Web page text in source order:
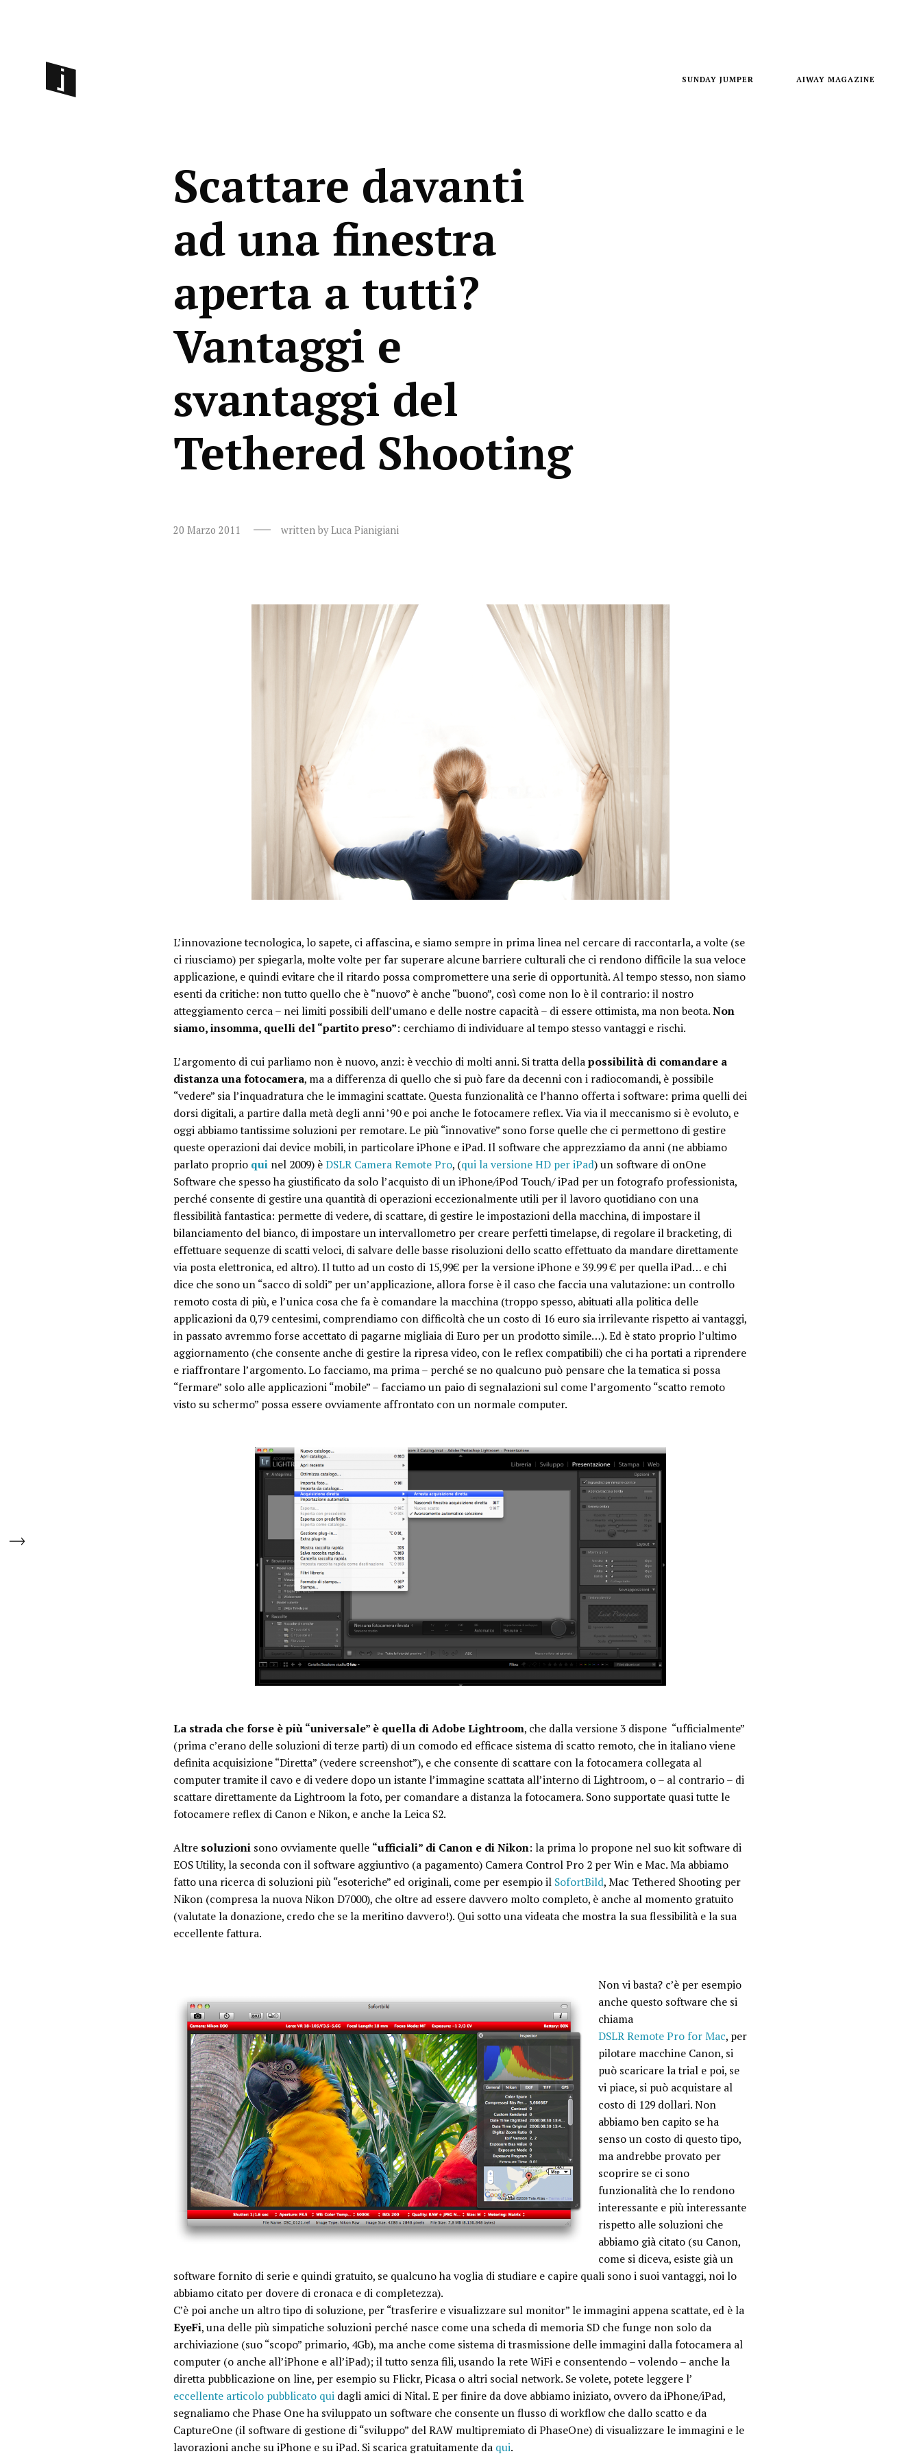
SUNDAY JUMPER AIWAY MAGAZINE
Scattare davanti
ad una finestra
aperta a tutti?
Vantaggi e
svantaggi del
Tethered Shooting
20 Marzo 2011 written byLuca Pianigiani
L’innovazione tecnologica, lo sapete, ci affascina, e siamo sempre in prima linea nel cercare di raccontarla, a volte (se
ci riusciamo) per spiegarla, molte volte per far superare alcune barriere culturali che ci rendono difficile la sua veloce
applicazione, e quindi evitare che il ritardo possa compromettere una serie di opportunità. Al tempo stesso, non siamo
esenti da critiche: non tutto quello che è “nuovo” è anche “buono”, così come non lo è il contrario: il nostro
atteggiamento cerca – nei limiti possibili dell’umano e delle nostre capacità – di essere ottimista, ma non beota.Non
siamo, insomma, quelli del “partito preso”: cerchiamo di individuare al tempo stesso vantaggi e rischi.
L’argomento di cui parliamo non è nuovo, anzi: è vecchio di molti anni. Si tratta dellapossibilità di comandare a
distanza una fotocamera, ma a differenza di quello che si può fare da decenni con i radiocomandi, è possibile
“vedere” sia l’inquadratura che le immagini scattate. Questa funzionalità ce l’hanno offerta i software: prima quelli dei
dorsi digitali, a partire dalla metà degli anni ’90 e poi anche le fotocamere reflex. Via via il meccanismo si è evoluto, e
oggi abbiamo tantissime soluzioni per remotare. Le più “innovative” sono forse quelle che ci permettono di gestire
queste operazioni dai device mobili, in particolare iPhone e iPad. Il software che apprezziamo da anni (ne abbiamo
parlato proprio qui nel 2009) èDSLR Camera Remote Pro, (qui la versione HD per iPad) un software di onOne
Software che spesso ha giustificato da solo l’acquisto di un iPhone/iPod Touch/ iPad per un fotografo professionista,
perché consente di gestire una quantità di operazioni eccezionalmente utili per il lavoro quotidiano con una
flessibilità fantastica: permette di vedere, di scattare, di gestire le impostazioni della macchina, di impostare il
bilanciamento del bianco, di impostare un intervallometro per creare perfetti timelapse, di regolare il bracketing, di
effettuare sequenze di scatti veloci, di salvare delle basse risoluzioni dello scatto effettuato da mandare direttamente
via posta elettronica, ed altro). Il tutto ad un costo di 15,99€ per la versione iPhone e 39.99 € per quella iPad… e chi
dice che sono un “sacco di soldi” per un’applicazione, allora forse è il caso che faccia una valutazione: un controllo
remoto costa di più, e l’unica cosa che fa è comandare la macchina (troppo spesso, abituati alla politica delle
applicazioni da 0,79 centesimi, comprendiamo con difficoltà che un costo di 16 euro sia irrilevante rispetto ai vantaggi,
in passato avremmo forse accettato di pagarne migliaia di Euro per un prodotto simile…). Ed è stato proprio l’ultimo
aggiornamento (che consente anche di gestire la ripresa video, con le reflex compatibili) che ci ha portati a riprendere
e riaffrontare l’argomento. Lo facciamo, ma prima – perché se no qualcuno può pensare che la tematica si possa
“fermare” solo alle applicazioni “mobile” – facciamo un paio di segnalazioni sul come l’argomento “scatto remoto
visto su schermo” possa essere ovviamente affrontato con un normale computer.
La strada che forse è più “universale” è quella di Adobe Lightroom, che dalla versione 3 dispone “ufficialmente”
(prima c’erano delle soluzioni di terze parti) di un comodo ed efficace sistema di scatto remoto, che in italiano viene
definita acquisizione “Diretta” (vedere screenshot”), e che consente di scattare con la fotocamera collegata al
computer tramite il cavo e di vedere dopo un istante l’immagine scattata all’interno di Lightroom, o – al contrario – di
scattare direttamente da Lightroom la foto, per comandare a distanza la fotocamera. Sono supportate quasi tutte le
fotocamere reflex di Canon e Nikon, e anche la Leica S2.
Altre soluzioni sono ovviamente quelle “ufficiali” di Canon e di Nikon: la prima lo propone nel suo kit software di
EOS Utility, la seconda con il software aggiuntivo (a pagamento) Camera Control Pro 2 per Win e Mac. Ma abbiamo
fatto una ricerca di soluzioni più “esoteriche” ed originali, come per esempio il SofortBild, Mac Tethered Shooting per
Nikon (compresa la nuova Nikon D7000), che oltre ad essere davvero molto completo, è anche al momento gratuito
(valutate la donazione, credo che se la meritino davvero!). Qui sotto una videata che mostra la sua flessibilità e la sua
eccellente fattura.
Non vi basta? c’è per esempio
anche questo software che si
chiama
DSLR Remote Pro for Mac, per
pilotare macchine Canon, si
può scaricare la trial e poi, se
vi piace, si può acquistare al
costo di 129 dollari. Non
abbiamo ben capito se ha
senso un costo di questo tipo,
ma andrebbe provato per
scoprire se ci sono
funzionalità che lo rendono
interessante e più interessante
rispetto alle soluzioni che
abbiamo già citato (su Canon,
come si diceva, esiste già un
software fornito di serie e quindi gratuito, se qualcuno ha voglia di studiare e capire quali sono i suoi vantaggi, noi lo
abbiamo citato per dovere di cronaca e di completezza).
C’è poi anche un altro tipo di soluzione, per “trasferire e visualizzare sul monitor” le immagini appena scattate, ed è la
EyeFi, una delle più simpatiche soluzioni perché nasce come una scheda di memoria SD che funge non solo da
archiviazione (suo “scopo” primario, 4Gb), ma anche come sistema di trasmissione delle immagini dalla fotocamera al
computer (o anche all’iPhone e all’iPad); il tutto senza fili, usando la rete WiFi e consentendo – volendo – anche la
diretta pubblicazione on line, per esempio su Flickr, Picasa o altri social network. Se volete, potete leggere l’
eccellente articolo pubblicato qui dagli amici di Nital. E per finire da dove abbiamo iniziato, ovvero da iPhone/iPad,
segnaliamo che Phase One ha sviluppato un software che consente un flusso di workflow che dallo scatto e da
CaptureOne (il software di gestione di “sviluppo” del RAW multipremiato di PhaseOne) di visualizzare le immagini e le
lavorazioni anche su iPhone e su iPad. Si scarica gratuitamente da qui.